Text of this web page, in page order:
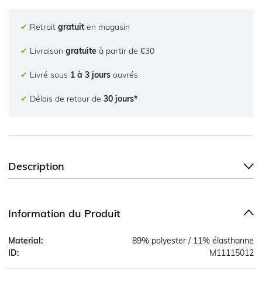
✔ Retrait gratuit en magasin
✔ Livraison gratuite à partir de €30
✔ Livré sous 1 à 3 jours ouvrés
✔ Délais de retour de 30 jours*
Description
Information du Produit
Material:
89% polyester / 11% élasthanne
ID:
M11115012